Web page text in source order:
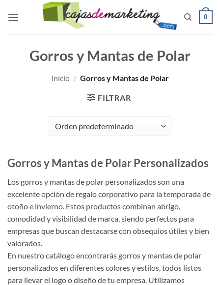
0
Gorros y Mantas de Polar
Inicio / Gorros y Mantas de Polar
FILTRAR
Gorros y Mantas de Polar Personalizados
Los gorros y mantas de polar personalizados son una
excelente opción de regalo corporativo para la temporada de
otoño e invierno. Estos productos combinan abrigo,
comodidad y visibilidad de marca, siendo perfectos para
empresas que buscan destacarse con obsequios útiles y bien
valorados.
En nuestro catálogo encontrarás gorros y mantas de polar
personalizados en diferentes colores y estilos, todos listos
para llevar el logo o diseño de tu empresa. Utilizamos